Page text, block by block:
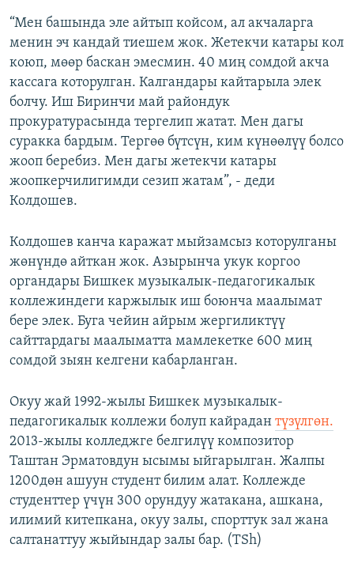
“Мен башында эле айтып койсом, ал акчаларга
менин эч кандай тиешем жок. Жетекчи катары кол
коюп, мөөр баскан эмесмин. 40 миң сомдой акча
кассага которулган. Калгандары кайтарыла элек
болчу. Иш Биринчи май райондук
прокуратурасында тергелип жатат. Мен дагы
суракка бардым. Тергөө бүтсүн, ким күнөөлүү болсо
жооп беребиз. Мен дагы жетекчи катары
жоопкерчилигимди сезип жатам”, - деди
Колдошев.
Колдошев канча каражат мыйзамсыз которулганы
жөнүндө айткан жок. Азырынча укук коргоо
органдары Бишкек музыкалык-педагогикалык
коллежиндеги каржылык иш боюнча маалымат
бере элек. Буга чейин айрым жергиликтүү
сайттардагы маалыматта мамлекетке 600 миң
сомдой зыян келгени кабарланган.
Окуу жай 1992-жылы Бишкек музыкалык-
педагогикалык коллежи болуп кайрадан түзүлгөн.
2013-жылы колледжге белгилүү композитор
Таштан Эрматовдун ысымы ыйгарылган. Жалпы
1200дөн ашуун студент билим алат. Коллежде
студенттер үчүн 300 орундуу жатакана, ашкана,
илимий китепкана, окуу залы, спорттук зал жана
салтанаттуу жыйындар залы бар. (TSh)